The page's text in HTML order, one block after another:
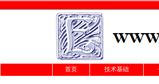
首页 技术基础